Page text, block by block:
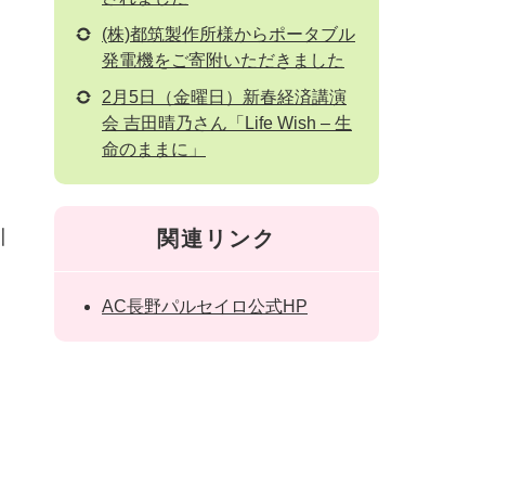
(株)都筑製作所様からポータブル
発電機をご寄附いただきました
2月5日（金曜日）新春経済講演
会 吉田晴乃さん「Life Wish – 生
命のままに」
関連リンク
AC長野パルセイロ公式HP